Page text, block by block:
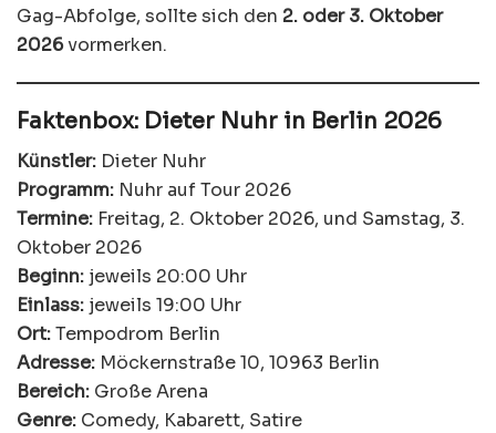
Gag-Abfolge, sollte sich den 2. oder 3. Oktober
2026vormerken.
Faktenbox: Dieter Nuhr in Berlin 2026
Künstler: Dieter Nuhr
Programm: Nuhr auf Tour 2026
Termine: Freitag, 2. Oktober 2026, und Samstag, 3.
Oktober 2026
Beginn: jeweils 20:00 Uhr
Einlass: jeweils 19:00 Uhr
Ort:Tempodrom Berlin
Adresse: Möckernstraße 10, 10963 Berlin
Bereich: Große Arena
Genre: Comedy, Kabarett, Satire